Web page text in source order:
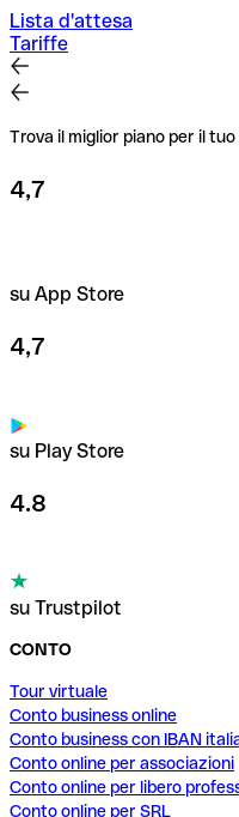
Lista d'attesa
Tariffe
Trova il miglior piano per il
4,7
su App Store
4,7
su Play Store
4.8
su Trustpilot
CONTO
Tour virtuale
Conto business online
Conto business con IBAN
Conto online per associazioni
Conto online per libero
Conto online per SRL